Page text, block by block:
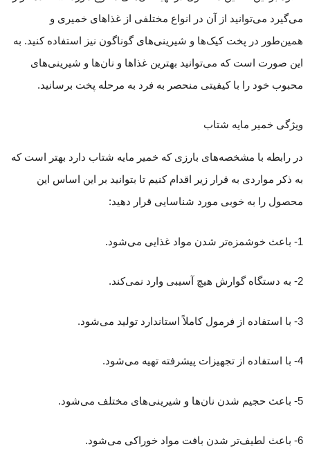
می‌گیرد می‌توانید از آن در انواع مختلفی از غذاهای خمیری و
همین‌طور در پخت کیک‌ها و شیرینی‌های گوناگون نیز استفاده کنید. به
این صورت است که می‌توانید بهترین غذاها و نان‌ها و شیرینی‌های
محبوب خود را با کیفیتی منحصر به فرد به مرحله پخت برسانید.
ویژگی خمیر مایه شتاب
در رابطه با مشخصه‌های بارزی که خمیر مایه شتاب دارد بهتر است که
به ذکر مواردی به قرار زیر اقدام کنیم تا بتوانید بر این اساس این
محصول را به خوبی مورد شناسایی قرار دهید:
1- باعث خوشمزه‌تر شدن مواد غذایی می‌شود.
2- به دستگاه گوارش هیچ آسیبی وارد نمی‌کند.
3- با استفاده از فرمول کاملاً استاندارد تولید می‌شود.
4- با استفاده از تجهیزات پیشرفته تهیه می‌شود.
5- باعث حجیم شدن نان‌ها و شیرینی‌های مختلف می‌شود.
6- باعث لطیف‌تر شدن بافت مواد خوراکی می‌شود.